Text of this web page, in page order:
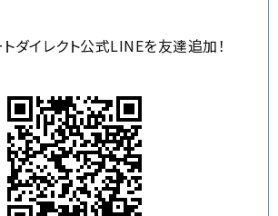
トダイレクト公式LINEを友達追加！